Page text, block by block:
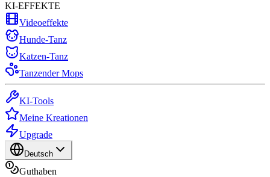
KI-EFFEKTE
Videoeffekte
Hunde-Tanz
Katzen-Tanz
Tanzender Mops
KI-Tools
Meine Kreationen
Upgrade
Deutsch
Guthaben